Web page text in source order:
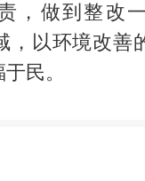
，做到整改
，以环境改善
民。